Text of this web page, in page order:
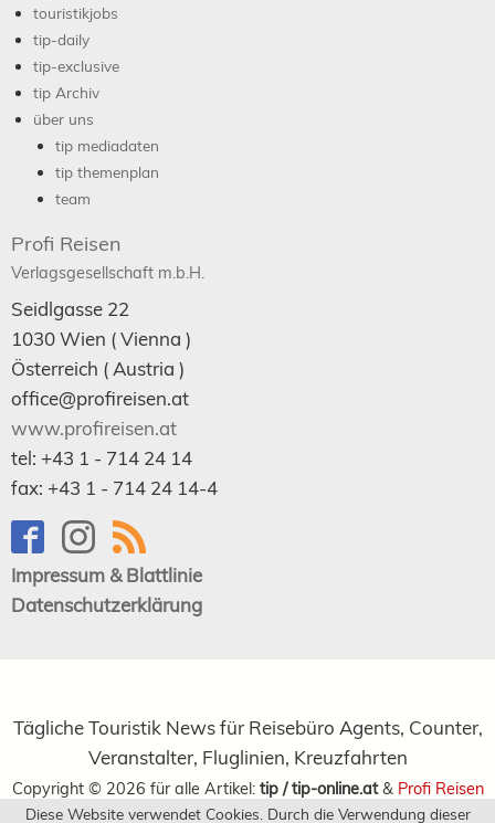
Diese Website verwendet Cookies. Durch die Verwendung dieser
touristikjobs
tip-daily
tip-exclusive
tip Archiv
über uns
tip mediadaten
tip themenplan
team
Profi Reisen
Verlagsgesellschaft m.b.H.
Seidlgasse 22
1030Wien ( Vienna )
Österreich ( Austria )
office@profireisen.at
www.profireisen.at
tel: +43 1 - 714 24 14
fax: +43 1 - 714 24 14-4
Impressum & Blattlinie
Datenschutzerklärung
Tägliche Touristik News für Reisebüro Agents, Counter,
Veranstalter, Fluglinien, Kreuzfahrten
Copyright © 2026 für alle Artikel: tip / tip-online.at& Profi Reisen
Verlagsgesellschaft m.b.H.